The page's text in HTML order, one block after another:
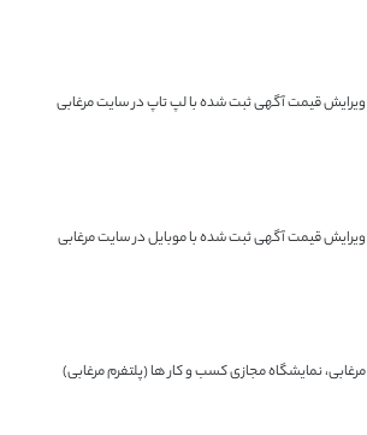
ویرایش قیمت آگهی ثبت شده با لپ تاپ در سایت مرغابی
ویرایش قیمت آگهی ثبت شده با موبایل در سایت مرغابی
مرغابی، نمایشگاه مجازی کسب و کار ها (پلتفرم مرغابی)